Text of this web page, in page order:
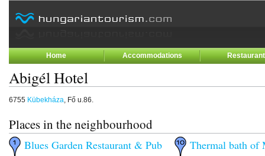
Home Accommodations
Abigél Hotel
6755 Kübekháza, Fő u.86.
Places in the neighbourhood
Blues Garden Restaurant & Pub Thermal bath of